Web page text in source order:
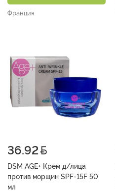
Франция
36.92
DSM AGE+ Крем д/лица
против морщин SPF-15F 50
мл